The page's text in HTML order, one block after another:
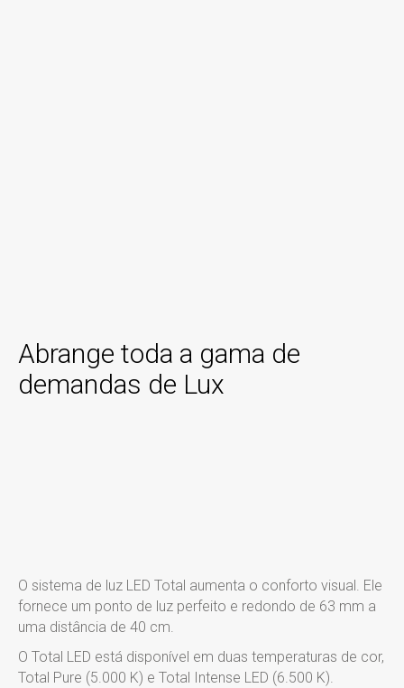
Abrange toda a gama de
demandas de Lux
O sistema de luz LED Total aumenta o conforto visual. Ele
fornece um ponto de luz perfeito e redondo de 63 mm a
uma distância de 40 cm.
O Total LED está disponível em duas temperaturas de cor,
Total Pure (5.000 K) e Total Intense LED (6.500 K).